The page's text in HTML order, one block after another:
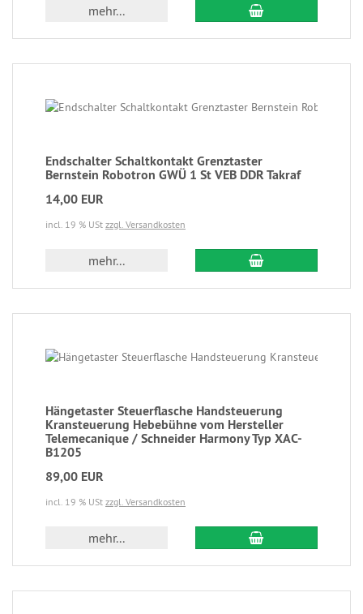
mehr...
Endschalter Schaltkontakt Grenztaster
Bernstein Robotron GWÜ 1 St VEB DDR Takraf
14,00 EUR
incl. 19 % USt zzgl. Versandkosten
mehr...
Hängetaster Steuerflasche Handsteuerung
Kransteuerung Hebebühne vom Hersteller
Telemecanique / Schneider Harmony Typ XAC-
B1205
89,00 EUR
incl. 19 % USt zzgl. Versandkosten
mehr...